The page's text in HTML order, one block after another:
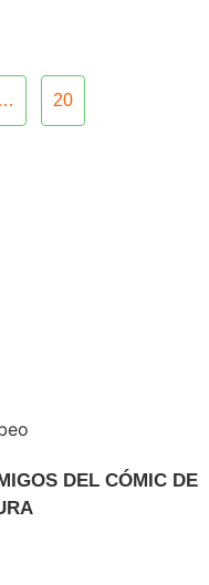
… 20
DEL CÓMIC DE